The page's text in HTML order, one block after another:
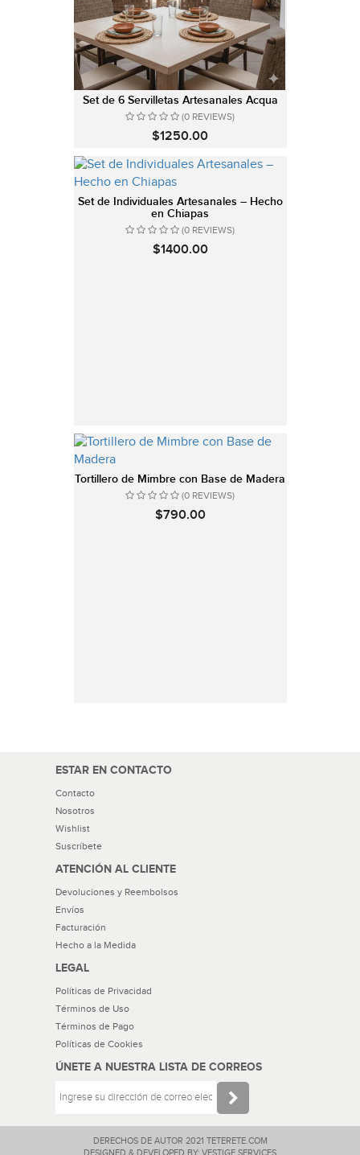
Set de 6 Servilletas Artesanales Acqua
(0 REVIEWS)
$1250.00
Set de Individuales Artesanales – Hecho
en Chiapas
(0 REVIEWS)
$1400.00
Tortillero de Mimbre con Base de Madera
(0 REVIEWS)
$790.00
ESTAR EN CONTACTO
Contacto
Nosotros
Wishlist
Suscríbete
ATENCIÓN AL CLIENTE
Devoluciones y Reembolsos
Envíos
Facturación
Hecho a la Medida
LEGAL
Políticas de Privacidad
Términos de Uso
Términos de Pago
Políticas de Cookies
ÚNETE A NUESTRA LISTA DE CORREOS
DERECHOS DE AUTOR 2021 TETERETE.COM